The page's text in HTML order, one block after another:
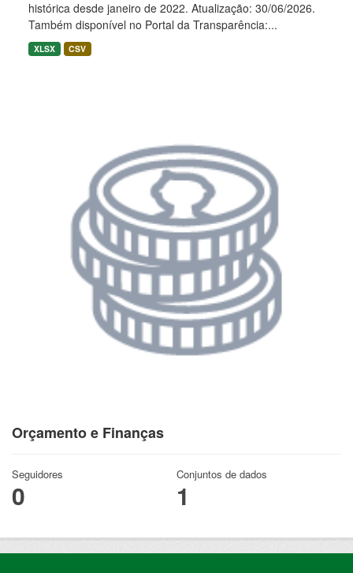
Orçamento e Finanças
Seguidores
0
Conjuntos de dados
1
histórica desde janeiro de 2022. Atualização: 30/06/2026.
Também disponível no Portal da Transparência:...
XLSX CSV